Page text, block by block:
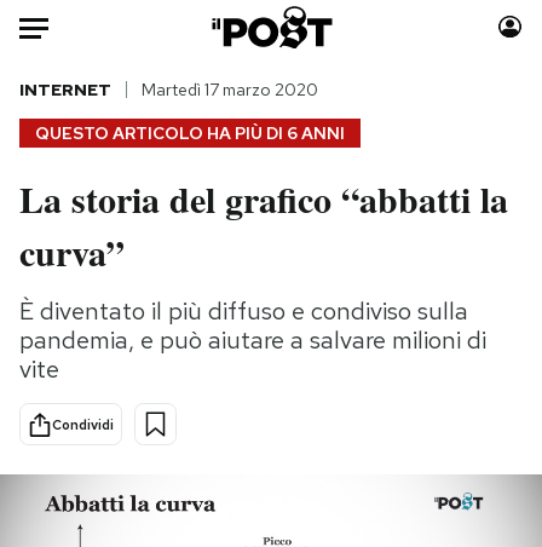
Auto
HOME
Italia
Politica
Tecnologia
Internet
Cultura
Economia
Moda
Storie/Idee
Ok Boomer!
QUESTO ARTICOLO HA PIÙ DI 6 ANNI
INTERNET Martedì 17 marzo 2020
La storia del grafico “abbatti la
curva”
È diventato il più diffuso e condiviso sulla
pandemia, e può aiutare a salvare milioni di
vite
Condividi